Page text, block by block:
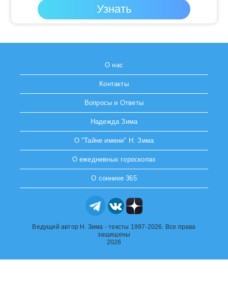
О нас
Контакты
Вопросы и Ответы
Надежда Зима
О "Тайне имени" Н. Зима
О ежедневных гороскопах
О соннике 365
Ведущий автор Н. Зима - тексты 1997-2026. Все права
защищены
2026